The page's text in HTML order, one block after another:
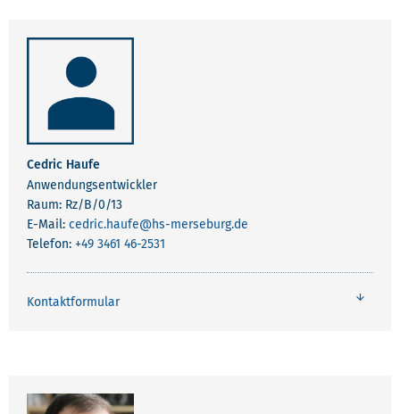
Cedric Haufe
Anwendungsentwickler
Raum: Rz/B/0/13
E-Mail: cedric.haufe@hs-merseburg.de
Telefon: +49 3461 46-2531
Kontaktformular